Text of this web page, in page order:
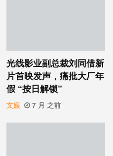
光线影业副总裁刘同借新
片首映发声，痛批大厂年
假 “按日解锁”
文娱 7 月 之前